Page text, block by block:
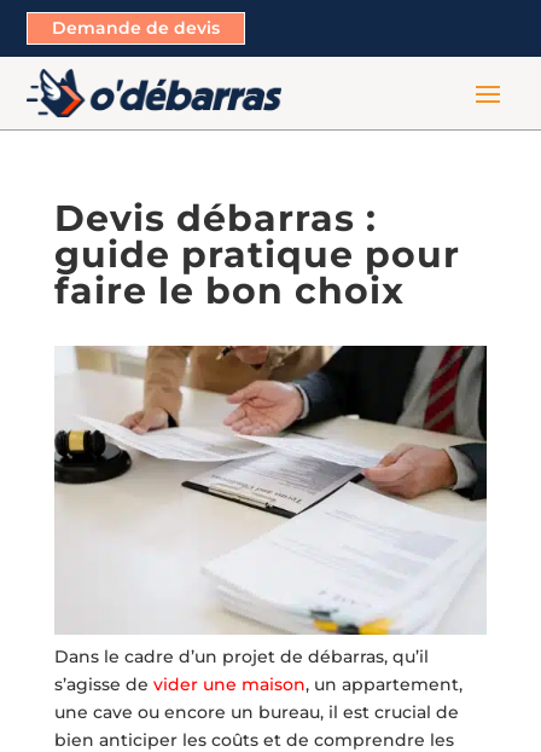
Demande de devis
Devis débarras :
guide pratique pour
faire le bon choix
Dans le cadre d’un projet de débarras, qu’il
s’agisse de vider une maison, un appartement,
une cave ou encore un bureau, il est crucial de
bien anticiper les coûts et de comprendre les